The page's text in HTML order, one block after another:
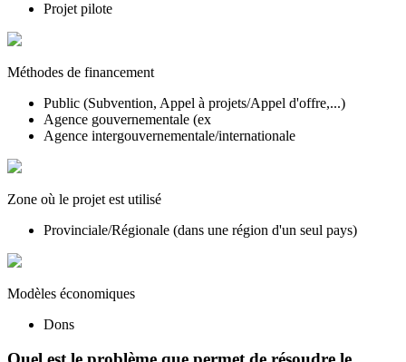
Projet pilote
Méthodes de financement
Public (Subvention, Appel à projets/Appel d'offre,...)
Agence gouvernementale (ex
Agence intergouvernementale/internationale
Zone où le projet est utilisé
Provinciale/Régionale (dans une région d'un seul pays)
Modèles économiques
Dons